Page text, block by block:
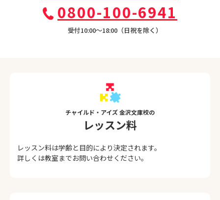
0800-100-6941
受付10:00〜18:00（日祝を除く）
チャイルド・アイズ 金沢文庫校の
レッスン料
レッスン料は学齢と目的により決定されます。
詳しくは教室までお問い合わせください。